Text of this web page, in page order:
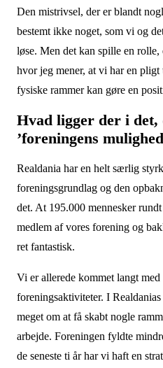
Den mistrivsel, der er blandt
bestemt ikke noget, som vi og
løse. Men det kan spille en
hvor jeg mener, at vi har en
fysiske rammer kan gøre en
Hvad ligger der i det,
’foreningens
Realdania har en helt særlig
foreningsgrundlag og den
det. At 195.000 mennesker
medlem af vores forening og
ret fantastisk.
Vi er allerede kommet langt
foreningsaktiviteter. I
meget om at få skabt nogle
arbejde. Foreningen fyldte
de seneste ti år har vi haft en